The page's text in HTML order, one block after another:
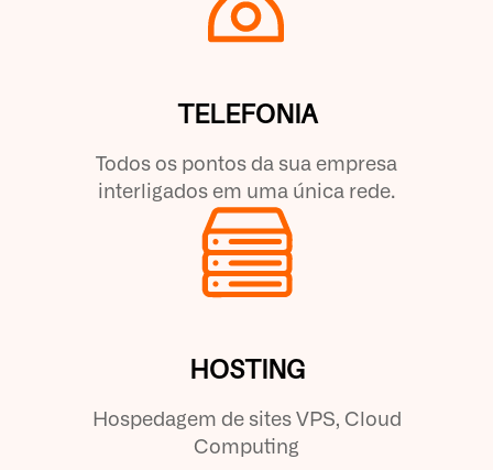
TELEFONIA
Todos os pontos da sua empresa
interligados em uma única rede.
HOSTING
Hospedagem de sites VPS, Cloud
Computing